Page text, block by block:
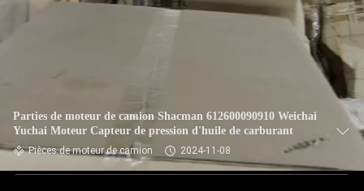
Parties de moteur de camion Shacman 612600090910 Weichai
Yuchai Moteur Capteur de pression d'huile de carburant
Pièces de moteur de camion 2024-11-08